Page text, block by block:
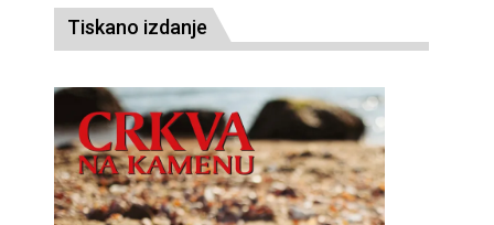
Tiskano izdanje